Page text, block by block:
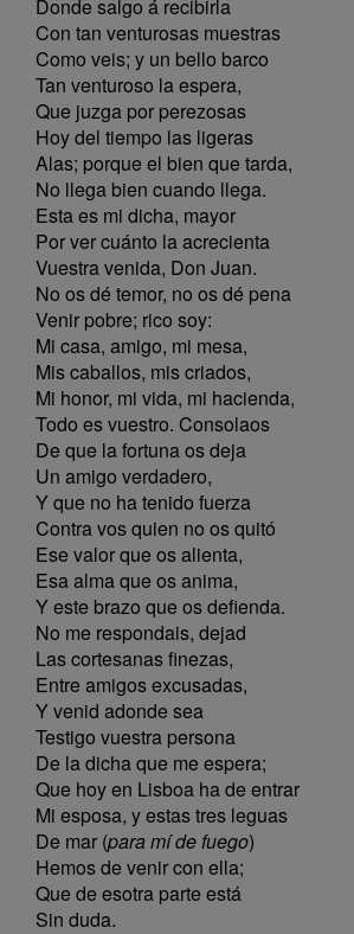
Donde salgo á recibirla
Con tan venturosas muestras
Como veis; y un bello barco
Tan venturoso la espera,
Que juzga por perezosas
Hoy del tiempo las ligeras
Alas; porque el bien que tarda,
No llega bien cuando llega.
Esta es mi dicha, mayor
Por ver cuánto la acrecienta
Vuestra venida, Don Juan.
No os dé temor, no os dé pena
Venir pobre; rico soy:
Mi casa, amigo, mi mesa,
Mis caballos, mis criados,
Mi honor, mi vida, mi hacienda,
Todo es vuestro. Consolaos
De que la fortuna os deja
Un amigo verdadero,
Y que no ha tenido fuerza
Contra vos quien no os quitó
Ese valor que os alienta,
Esa alma que os anima,
Y este brazo que os defienda.
No me respondais, dejad
Las cortesanas finezas,
Entre amigos excusadas,
Y venid adonde sea
Testigo vuestra persona
De la dicha que me espera;
Que hoy en Lisboa ha de entrar
Mi esposa, y estas tres leguas
De mar (para mí de fuego)
Hemos de venir con ella;
Que de esotra parte está
Sin duda.